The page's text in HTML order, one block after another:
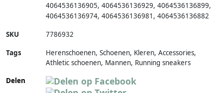
4064536136905, 4064536136929, 4064536136899,
4064536136974, 4064536136981 , 4064536136882
SKU 7786932
Tags
Herenschoenen, Schoenen, Kleren, Accessories,
Athletic schoenen, Mannen, Running sneakers
Delen